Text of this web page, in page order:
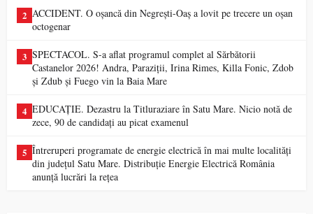
2 ACCIDENT. O oșancă din Negrești-Oaș a lovit pe trecere un oșan
octogenar
3 SPECTACOL. S-a aflat programul complet al Sărbătorii
Castanelor 2026! Andra, Paraziții, Irina Rimes, Killa Fonic, Zdob
și Zdub și Fuego vin la Baia Mare
4 EDUCAȚIE. Dezastru la Titluraziare în Satu Mare. Nicio notă de
zece, 90 de candidați au picat examenul
5 Întreruperi programate de energie electrică în mai multe localități
din județul Satu Mare. Distribuție Energie Electrică România
anunță lucrări la rețea